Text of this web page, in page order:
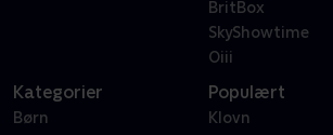
BritBox
SkyShowtime
Oiii
Kategorier
Børn
Populært
Klovn